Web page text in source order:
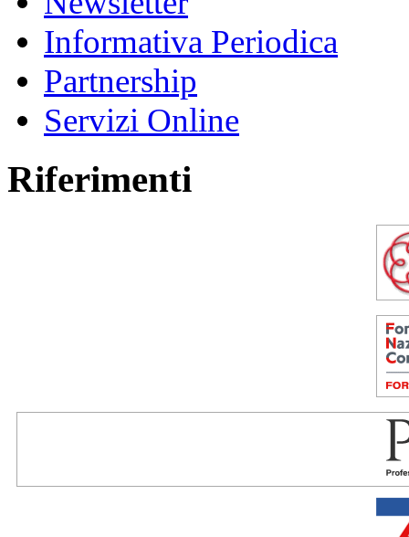
Informativa Periodica
Partnership
Servizi Online
Riferimenti